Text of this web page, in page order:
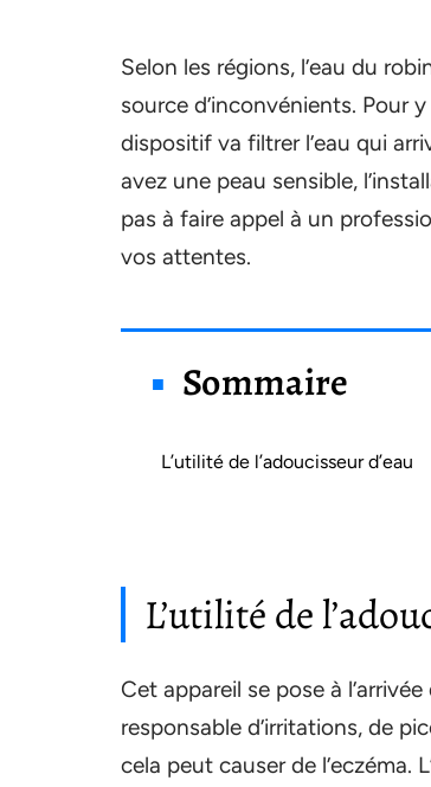
Selon les régions, l’eau du
source d’inconvénients. Pour
dispositif va filtrer l’eau qui
avez une peau sensible,
pas à faire appel à un
vos attentes.
Sommaire
L’utilité de l’adoucisseur d’eau
L’utilité de
Cet appareil se pose à
responsable d’irritations, de
cela peut causer de l’eczéma.